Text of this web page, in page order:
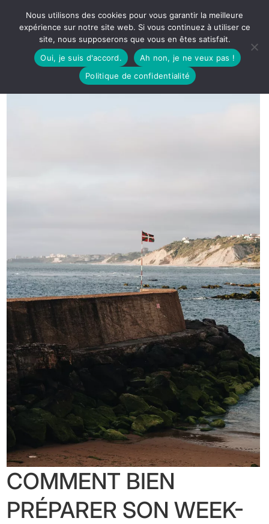
COMMENT BIEN
PRÉPARER SON WEEK-
Nous utilisons des cookies pour vous garantir la meilleure
expérience sur notre site web. Si vous continuez à utiliser ce
site, nous supposerons que vous en êtes satisfait.
Oui, je suis d'accord.
Ah non, je ne veux pas !
Politique de confidentialité